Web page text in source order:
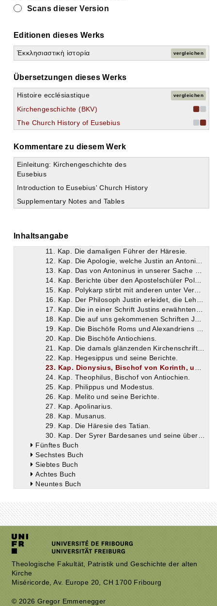
Scans dieser Version
Editionen dieses Werks
Ἐκκλησιαστικὴ ἱστορία vergleichen
Übersetzungen dieses Werks
Histoire ecclésiastique vergleichen
Kirchengeschichte (BKV)
The Church History of Eusebius
Kommentare zu diesem Werk
Einleitung: Kirchengeschichte des
Eusebius
Introduction to Eusebius' Church History
Supplementary Notes and Tables
Inhaltsangabe
Alle aufklappen
Kirchengeschichte (Historia Ecclesiastica)
Erstes Buch
Zweites Buch
Viertes Buch
2. Kap. Die Schicksale der Juden unter Trajan.
3. Kap. Die Glaubensverteidiger unter Hadrian.
11. Kap. Die damaligen Führer der Häresie.
20. Kap. Die Bischöfe Antiochiens.
22. Kap. Hegesippus und seine Berichte.
24. Kap. Theophilus, Bischof von Antiochien.
25. Kap. Philippus und Modestus.
26. Kap. Melito und seine Berichte.
27. Kap. Apolinarius.
28. Kap. Musanus.
29. Kap. Die Häresie des Tatian.
Fünftes Buch
Sechstes Buch
Siebtes Buch
Achtes Buch
Neuntes Buch
Theologische Fakultät, Patristik und Geschichte der alten
Kirche
Miséricorde, Av. Europe 20, CH 1700 Fribourg
© 2026 Gregor Emmenegger